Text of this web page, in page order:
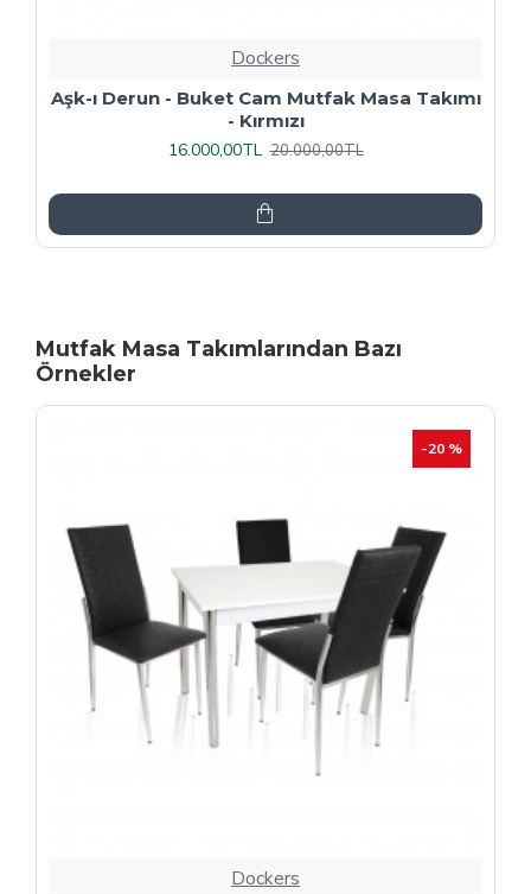
Dockers
Çipa Döküm Ayak - Play Polipropilen Masa
Takımı - 70x120 (Werzalit, Wermodin veya
Allzalit Tabla) - Afyon Mermer-Antrasit
Mutfak Masa Takımlarından Bazı
Örnekler
İNDIRIM
-20 %
Dockers